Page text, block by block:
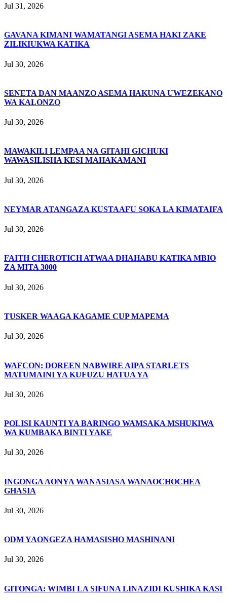
Jul 31, 2026
GAVANA KIMANI WAMATANGI ASEMA HAKI ZAKE
ZILIKIUKWA KATIKA
Jul 30, 2026
SENETA DAN MAANZO ASEMA HAKUNA UWEZEKANO
WA KALONZO
Jul 30, 2026
MAWAKILI LEMPAA NA GITAHI GICHUKI
WAWASILISHA KESI MAHAKAMANI
Jul 30, 2026
NEYMAR ATANGAZA KUSTAAFU SOKA LA KIMATAIFA
Jul 30, 2026
FAITH CHEROTICH ATWAA DHAHABU KATIKA MBIO
ZA MITA 3000
Jul 30, 2026
TUSKER WAAGA KAGAME CUP MAPEMA
Jul 30, 2026
WAFCON: DOREEN NABWIRE AIPA STARLETS
MATUMAINI YA KUFUZU HATUA YA
Jul 30, 2026
POLISI KAUNTI YA BARINGO WAMSAKA MSHUKIWA
WA KUMBAKA BINTI YAKE
Jul 30, 2026
INGONGA AONYA WANASIASA WANAOCHOCHEA
GHASIA
Jul 30, 2026
ODM YAONGEZA HAMASISHO MASHINANI
Jul 30, 2026
GITONGA: WIMBI LA SIFUNA LINAZIDI KUSHIKA KASI